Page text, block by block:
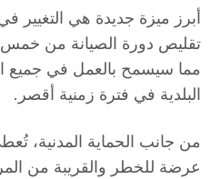
أبرز ميزة جديدة هي التغيير
تقليص دورة الصيانة من
مما سيسمح بالعمل في جميع
البلدية في فترة زمنية أقصر.
من جانب الحماية المدنية،
عرضة للخطر والقريبة من